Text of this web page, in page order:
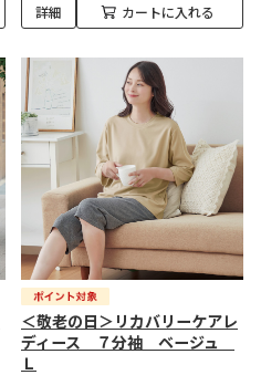
詳細 カートに入れる
＜敬老の日＞リカバリーケアレ
ディース ７分袖 ベージュ
Ｌ